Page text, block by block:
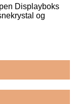
Displayboks
og